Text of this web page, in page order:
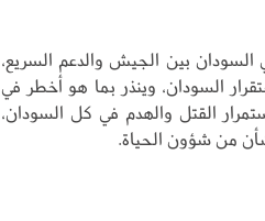
السودان بين الجيش والدعم السريع،
السودان، وينذر بما هو أخطر في
القتل والهدم في كل السودان،
من شؤون الحياة.